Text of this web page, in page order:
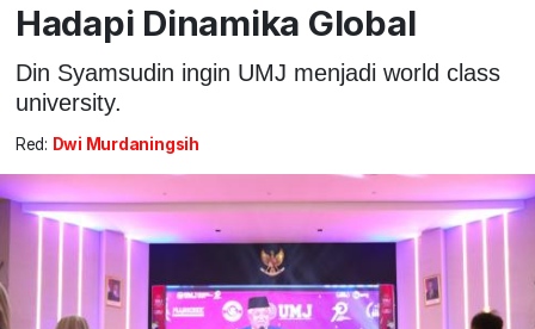
Hadapi Dinamika Global
Din Syamsudin ingin UMJ menjadi world class
university.
Red: Dwi Murdaningsih